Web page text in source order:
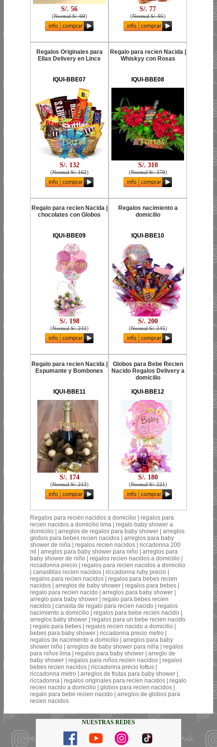
S/. 56
(Normal S/. 69)
S/. 77
(Normal S/. 95)
Regalos Originales para
Ellas Delivery en Lince
IQUI-BBE07
S/. 132
(Normal S/. 162)
Regalo para recien Nacida |
Whiskyy con Rosas
IQUI-BBE08
S/. 310
(Normal S/. 379)
Regalo para recien Nacida |
chocolates con Globos
IQUI-BBE09
S/. 198
(Normal S/. 243)
Regalos nacimiento a
domicilio
IQUI-BBE10
S/. 200
(Normal S/. 245)
Regalo para recien Nacida |
Espumante y Bombones
IQUI-BBE11
S/. 174
(Normal S/. 213)
Globos para Bebe Recien
Nacido Regalos Delivery a
domicilio
IQUI-BBE12
S/. 180
(Normal S/. 221)
Regalos para recién nacidos a domicilio | regalos para
recien nacidos a domicilio lima | regalo baby shower a
domicilio | arreglos de regalos para baby shower | arreglos
globos para bebes recien nacidos | arreglos para baby
shower de niña | regalos recien nacidos | riccadonna 200
ml | arreglos para baby shower para niño | arreglos para
baby shower de niño | regalos recien nacidos a domicilio |
riccadonna precio | regalos para recien nacidos a domicilio
| canastillas recien nacidos | riccadonna ruby precio |
regalos para recien nacidos | regalos para bebes recien
nacidos | arreglos de baby shower | regalos para bebes |
regalo para recien nacido | arreglos para baby shower |
arreglo para baby shower | regalo para bebes recien
nacidos | canasta de regalo para recien nacido | regalos
nacimiento a domicilio | regalos para bebe recien nacido |
arreglos baby shower | regalos para un bebe recien nacido
| regalo para bebes | regalos recien nacido a domicilio |
bebes para baby shower | riccadonna precio metro |
regalos de nacimiento a domicilio | arreglos para baby
shower niño | arreglos de baby shower para niña | regalos
para niños lima | regalos para baby shower | arreglo de
baby shower | regalos para niños recien nacidos | regalos
bebes recien nacidos | riccadonna precio tottus |
riccadonna metro | arreglos de frutas para baby shower |
riccadonna | regalos originales para recien nacidos | regalo
recien nacido a domicilio | globos para recien nacidos |
regalo para bebe recien nacido | arreglos de globos para
recien nacidos
NUESTRAS REDES